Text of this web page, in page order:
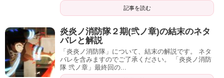
記事を読む
炎炎ノ消防隊２期(弐ノ章)の結末のネタ
バレと解説
「炎炎ノ消防隊」について、結末の解説です。 ネタ
バレを含みますのでご了承ください。 「炎炎ノ消防
隊 弐ノ章」最終回の...